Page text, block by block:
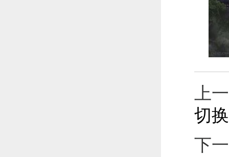
上
切
下